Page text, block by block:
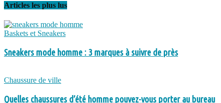
Articles les plus lus
Baskets et Sneakers
Sneakers mode homme : 3 marques à suivre de près
Chaussure de ville
Quelles chaussures d’été homme pouvez-vous porter au bureau